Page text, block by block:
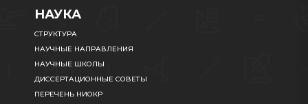
НАУКА
СТРУКТУРА
НАУЧНЫЕ НАПРАВЛЕНИЯ
НАУЧНЫЕ ШКОЛЫ
ДИССЕРТАЦИОННЫЕ СОВЕТЫ
ПЕРЕЧЕНЬ НИОКР